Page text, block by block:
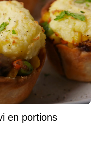
en portions